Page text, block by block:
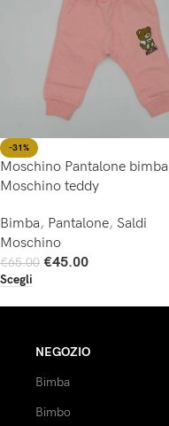
-31%
Moschino Pantalone bimba
Moschino teddy
Bimba, Pantalone, Saldi
Moschino
€65.00 €45.00
Scegli
NEGOZIO
Bimba
Bimbo